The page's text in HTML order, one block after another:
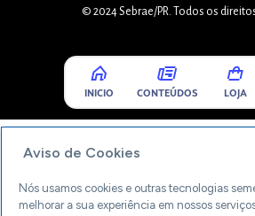
© 2024 Sebrae/PR. Todos os
INICIO CONTEÚDOS LOJA
Aviso de Cookies
Nós usamos cookies e outras tecnologias
melhorar a sua experiência em nossos